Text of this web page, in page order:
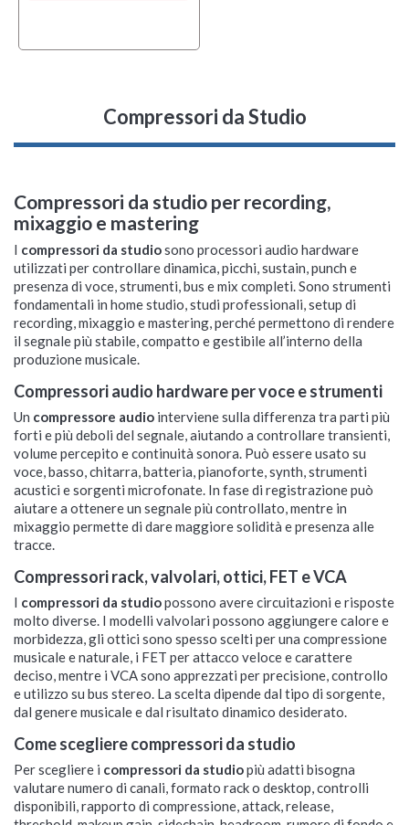
Compressori da Studio
Compressori da studio per recording,
mixaggio e mastering
I compressori da studiosono processori audio hardware
utilizzati per controllare dinamica, picchi, sustain, punch e
presenza di voce, strumenti, bus e mix completi. Sono strumenti
fondamentali in home studio, studi professionali, setup di
recording, mixaggio e mastering, perché permettono di rendere
il segnale più stabile, compatto e gestibile all’interno della
produzione musicale.
Compressori audio hardware per voce e strumenti
Un compressore audio interviene sulla differenza tra parti più
forti e più deboli del segnale, aiutando a controllare transienti,
volume percepito e continuità sonora. Può essere usato su
voce, basso, chitarra, batteria, pianoforte, synth, strumenti
acustici e sorgenti microfonate. In fase di registrazione può
aiutare a ottenere un segnale più controllato, mentre in
mixaggio permette di dare maggiore solidità e presenza alle
tracce.
Compressori rack, valvolari, ottici, FET e VCA
I compressori da studiopossono avere circuitazioni e risposte
molto diverse. I modelli valvolari possono aggiungere calore e
morbidezza, gli ottici sono spesso scelti per una compressione
musicale e naturale, i FET per attacco veloce e carattere
deciso, mentre i VCA sono apprezzati per precisione, controllo
e utilizzo su bus stereo. La scelta dipende dal tipo di sorgente,
dal genere musicale e dal risultato dinamico desiderato.
Come scegliere compressori da studio
Per scegliere i compressori da studiopiù adatti bisogna
valutare numero di canali, formato rack o desktop, controlli
disponibili, rapporto di compressione, attack, release,